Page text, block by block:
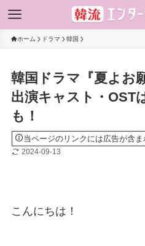
ホーム ドラマ 韓国
韓国ドラマ『夏よお
出演キャスト・OST
も！
当ページのリンクには広告が含ま
2024-09-13
こんにちは！